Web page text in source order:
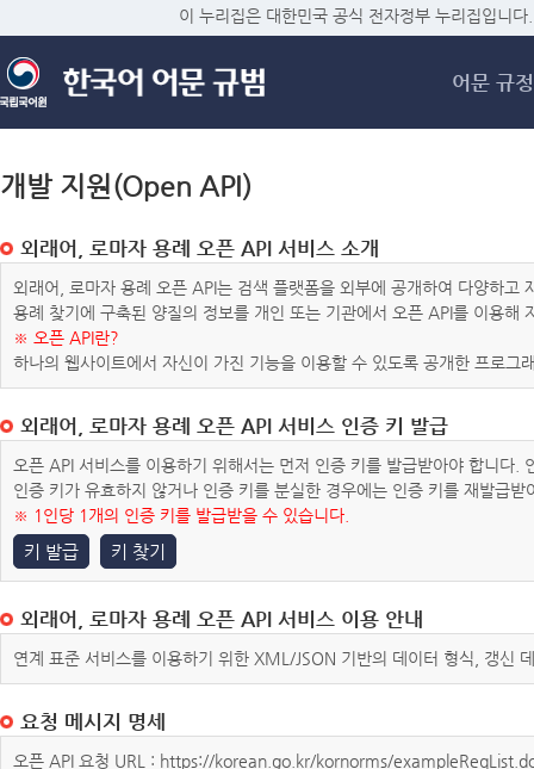
메
이 누리집은 대한민국 공식 전자정부 누리집입니다.
어문 규정
개발 지원(Open API)
외래어, 로마자 용례 오픈 API 서비스 소개
외래어, 로마자 용례 오픈 API는 검색 플랫폼을 외부에 공개하여 다양하
용례 찾기에 구축된 양질의 정보를 개인 또는 기관에서 오픈 API를 이용해
※ 오픈 API란?
하나의 웹사이트에서 자신이 가진 기능을 이용할 수 있도록 공개한 프로그
외래어, 로마자 용례 오픈 API 서비스 인증 키 발급
오픈 API 서비스를 이용하기 위해서는 먼저 인증 키를 발급받아야 합니다
인증 키가 유효하지 않거나 인증 키를 분실한 경우에는 인증 키를 재발급받
※ 1인당 1개의 인증 키를 발급받을 수 있습니다.
키 발급 키 찾기
외래어, 로마자 용례 오픈 API 서비스 이용 안내
연계 표준 서비스를 이용하기 위한 XML/JSON 기반의 데이터 형식, 갱신
요청 메시지 명세
오픈 API 요청 URL : https://korean.go.kr/kornorms/